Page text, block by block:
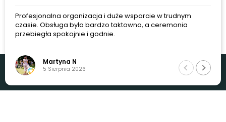
Profesjonalna organizacja i duże wsparcie w trudnym
czasie. Obsługa była bardzo taktowna, a ceremonia
przebiegła spokojnie i godnie.
Martyna N
5 Sierpnia 2026